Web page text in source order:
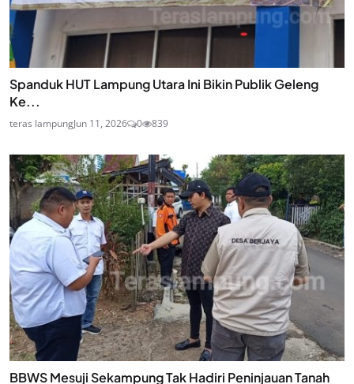
Spanduk HUT Lampung Utara Ini Bikin Publik Geleng
Ke...
teras lampungJun 11, 2026 0 839
BBWS Mesuji Sekampung Tak Hadiri Peninjauan Tanah